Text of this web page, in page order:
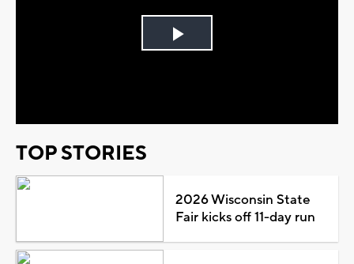
Play
TOP STORIES
2026 Wisconsin State
Fair kicks off 11-day run